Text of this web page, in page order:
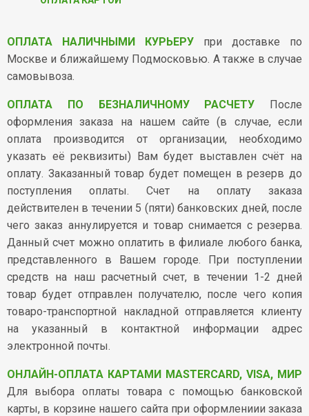
ОПЛАТА НАЛИЧНЫМИ КУРЬЕРУ при доставке по
Москве и ближайшему Подмосковью. А также в случае
самовывоза.
ОПЛАТА ПО БЕЗНАЛИЧНОМУ РАСЧЕТУ После
оформления заказа на нашем сайте (в случае, если
оплата производится от организации, необходимо
указать её реквизиты) Вам будет выставлен счёт на
оплату. Заказанный товар будет помещен в резерв до
поступления оплаты. Счет на оплату заказа
действителен в течении 5 (пяти) банковских дней, после
чего заказ аннулируется и товар снимается с резерва.
Данный счет можно оплатить в филиале любого банка,
представленного в Вашем городе. При поступлении
средств на наш расчетный счет, в течении 1-2 дней
товар будет отправлен получателю, после чего копия
товаро-транспортной накладной отправляется клиенту
на указанный в контактной информации адрес
электронной почты.
ОНЛАЙН-ОПЛАТА КАРТАМИ MASTERCARD, VISA, МИР
Для выбора оплаты товара с помощью банковской
карты, в корзине нашего сайта при оформлениии заказа